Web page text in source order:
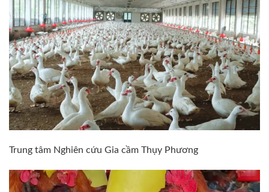
Trung tâm Nghiên cứu Gia cầm Thụy Phương